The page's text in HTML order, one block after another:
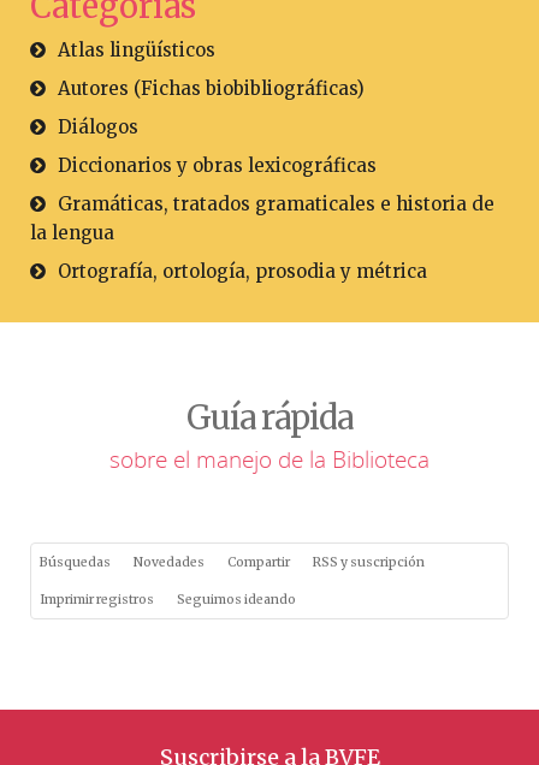
Atlas lingüísticos
Autores (Fichas biobibliográficas)
Diálogos
Diccionarios y obras lexicográficas
Gramáticas, tratados gramaticales e historia de
la lengua
Ortografía, ortología, prosodia y métrica
Guía rápida
sobre el manejo de la Biblioteca
Búsquedas Novedades Compartir RSS y suscripción
Imprimir registros Seguimos ideando
Suscribirse a la BVFE